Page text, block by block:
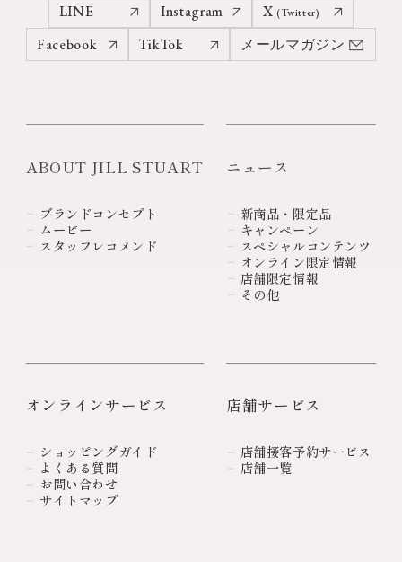
LINE Instagram X (Twitter)
Facebook TikTok メールマガジン
ABOUT JILL STUART
ブランドコンセプト
ムービー
スタッフレコメンド
ニュース
新商品・限定品
キャンペーン
スペシャルコンテンツ
オンライン限定情報
店舗限定情報
その他
オンラインサービス
ショッピングガイド
よくある質問
お問い合わせ
サイトマップ
店舗サービス
店舗接客予約サービス
店舗一覧